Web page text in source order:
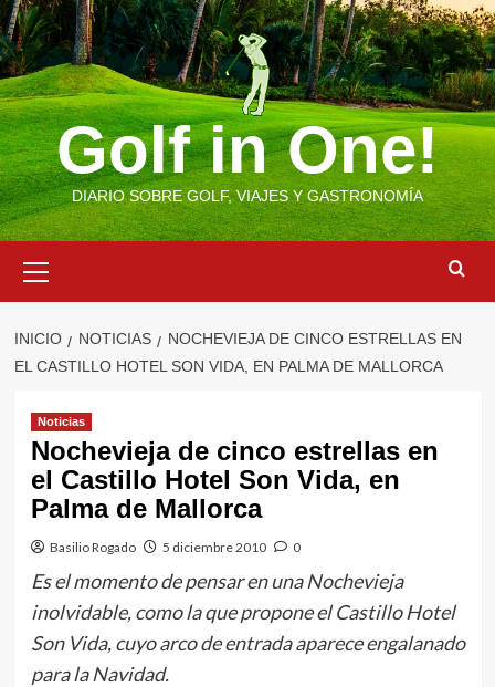
Saltar
al
contenido
Golf in One!
DIARIO SOBRE GOLF, VIAJES Y GASTRONOMÍA
primario
INICIO NOTICIAS
NOCHEVIEJA DE CINCO ESTRELLAS EN
EL CASTILLO HOTEL SON VIDA, EN PALMA DE MALLORCA
Noticias
Nochevieja de cinco estrellas en
el Castillo Hotel Son Vida, en
Palma de Mallorca
Basilio Rogado 5 diciembre 2010 0
Es el momento de pensar en una Nochevieja
inolvidable, como la que propone el Castillo Hotel
Son Vida, cuyo arco de entrada aparece engalanado
para la Navidad.